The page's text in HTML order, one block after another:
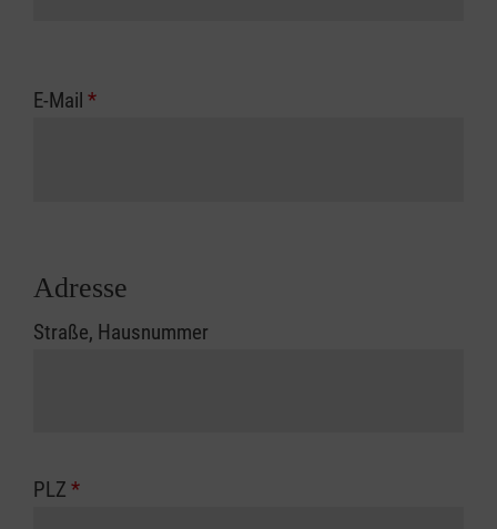
E-Mail *
Adresse
Straße, Hausnummer
PLZ *